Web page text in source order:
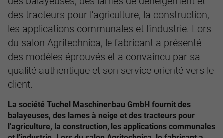
des tracteurs pour l'agriculture, la construction,
les applications communales et l'industrie. Lors
du salon Agritechnica, le fabricant a présenté
des modèles éprouvés et a convaincu par sa
qualité authentique et son service orienté vers le
client.
La société Tuchel Maschinenbau GmbH fournit des
balayeuses, des lames à neige et des tracteurs pour
l'agriculture, la construction, les applications communales